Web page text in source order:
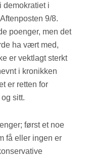
demokratiet i
9/8.
poenger, men det
ha vært med,
er vektlagt sterkt
i kronikken
er retten for
sitt.
først et noe
få eller ingen er